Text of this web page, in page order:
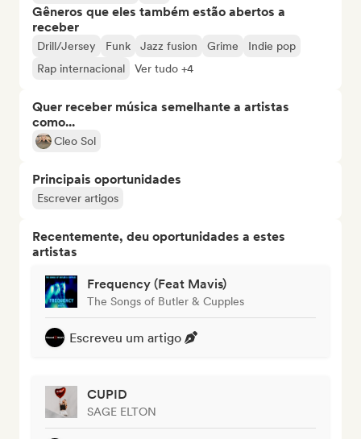
Gêneros que eles também estão abertos a
receber
Drill/Jersey Funk Jazz fusion Grime
Indie pop
Rap internacional
Ver tudo +4
Quer receber música semelhante a artistas
como...
Cleo Sol
Principais oportunidades
Escrever artigos
Recentemente, deu oportunidades a estes
artistas
Frequency (Feat Mavis)
The Songs of Butler & Cupples
Escreveu um artigo
CUPID
SAGE ELTON